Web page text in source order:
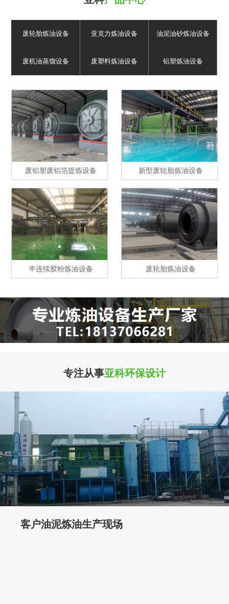
废轮胎炼油设备 亚克力炼油设备 油泥油砂炼油设备
废机油蒸馏设备 废塑料炼油设备 铝塑炼油设备
废铝塑废铝箔提炼设备 新型废轮胎炼油设备
半连续胶粉炼油设备 废轮胎炼油设备
专注从事亚科环保设计
贵州客户废轮胎炼油生产现场